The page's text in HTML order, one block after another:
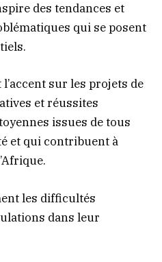
des tendances et
qui se posent
l’accent sur les projets de
et réussites
issues de tous
et qui contribuent à
les difficultés
dans leur